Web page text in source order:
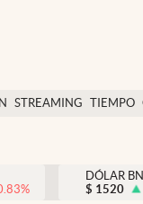
STREAMING TIEMPO
México
%
DÓLAR
$ 1520